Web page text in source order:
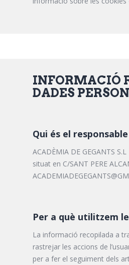
INFORMACIÓ
DADES
Qui és el
ACADÈMIA DE GEGANTS
situat en C/SANT PERE
Per a què utilitzem
La informació recopilada a
rastrejar les accions de
per a fer el seguiment dels